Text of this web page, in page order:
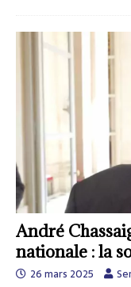
André
nationale : la
26 mars 2025